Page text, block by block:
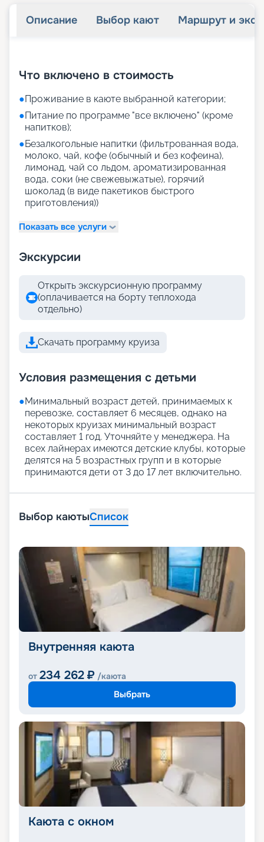
Описание Выбор кают Маршрут и
Что включено в стоимость
●Проживание в каюте выбранной категории;
●Питание по программе "все включено" (кроме
напитков);
●Безалкогольные напитки (фильтрованная вода,
молоко, чай, кофе (обычный и без кофеина),
лимонад, чай со льдом, ароматизированная
вода, соки (не свежевыжатые), горячий
шоколад (в виде пакетиков быстрого
приготовления))
Показать все услуги
Экскурсии
Открыть экскурсионную программу
(оплачивается на борту теплохода
отдельно)
Скачать программу круиза
Условия размещения с детьми
●Минимальный возраст детей, принимаемых к
перевозке, составляет 6 месяцев, однако на
некоторых круизах минимальный возраст
составляет 1 год. Уточняйте у менеджера. На
всех лайнерах имеются детские клубы, которые
делятся на 5 возрастных групп и в которые
принимаются дети от 3 до 17 лет включительно.
Выбор каютыСписок
Внутренняя каюта
от 234 262 ₽ /каюта
Выбрать
Каюта с окном